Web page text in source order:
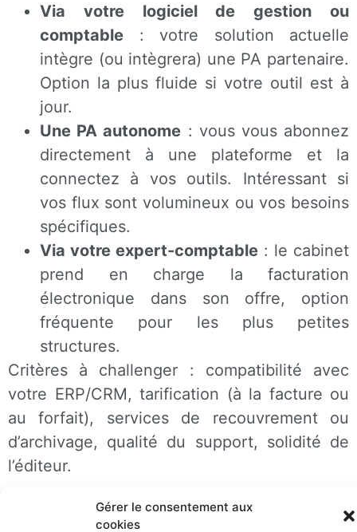
Gérer le consentement aux
cookies
Via votre logiciel de gestion ou
comptable : votre solution actuelle
intègre (ou intègrera) une PA partenaire.
Option la plus fluide si votre outil est à
jour.
Une PA autonome : vous vous abonnez
directement à une plateforme et la
connectez à vos outils. Intéressant si
vos flux sont volumineux ou vos besoins
spécifiques.
Via votre expert-comptable : le cabinet
prend en charge la facturation
électronique dans son offre, option
fréquente pour les plus petites
structures.
Critères à challenger : compatibilité avec
votre ERP/CRM, tarification (à la facture ou
au forfait), services de recouvrement ou
d’archivage, qualité du support, solidité de
l’éditeur.
7. Factur-X, UBL, CII : faut-il